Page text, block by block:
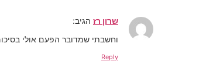
שרון רז הגיב:
וחשבתי שמדובר הפעם אולי בסיכום
Reply